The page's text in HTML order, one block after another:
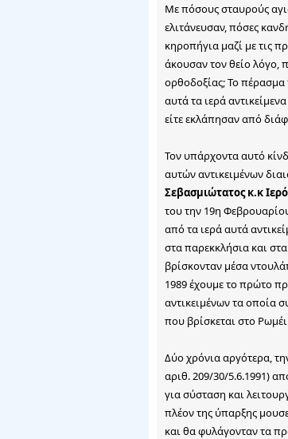
Με πόσους σταυρούς
ελιτάνευσαν, πόσες
κηροπήγια μαζί με τις
άκουσαν τον θείο λόγο,
ορθοδοξίας; Το
αυτά τα ιερά
είτε εκλάπησαν από
Τον υπάρχοντα αυτό
αυτών αντικειμένων
Σεβασμιώτατος κ.κ
του την 19η
από τα ιερά αυτά
στα παρεκκλήσια και
βρίσκονταν μέσα
1989 έχουμε το πρώτο
αντικειμένων τα οποία
που βρίσκεται στο
Δύο χρόνια αργότερα,
αριθ. 209/30/5.6.1991)
για σύσταση και
πλέον της ύπαρξης
και θα φυλάγονταν τα